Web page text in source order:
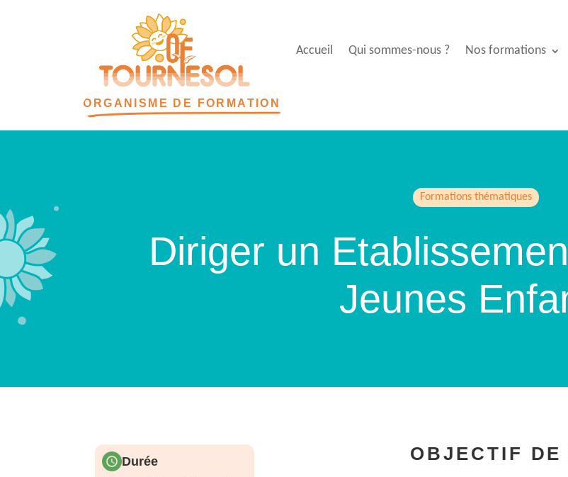
Accueil Qui sommes-nous ? Nos formations
ORGANISME DE FORMATION
Formations thématiques
Diriger un
Jeunes
Durée OBJECTIF DE